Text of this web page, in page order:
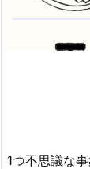
1つ不思議な